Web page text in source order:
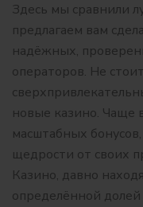
Здесь мы сравнили
предлагаем вам
надёжных,
операторов. Не
новые казино. Чаще
масштабных
щедрости от своих
Казино, давно
определённой